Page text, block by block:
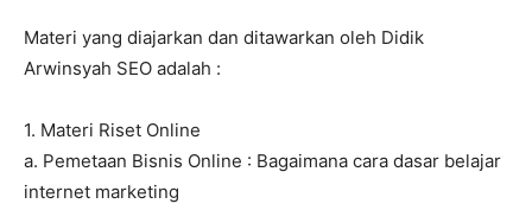
Materi yang diajarkan dan ditawarkan oleh Didik
Arwinsyah SEO adalah :
1. Materi Riset Online
a. Pemetaan Bisnis Online : Bagaimana cara dasar belajar
internet marketing